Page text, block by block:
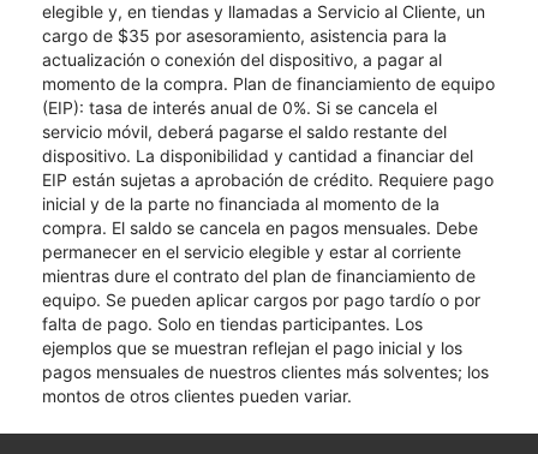
elegible y, en tiendas y llamadas a Servicio al Cliente, un
cargo de $35 por asesoramiento, asistencia para la
actualización o conexión del dispositivo, a pagar al
momento de la compra. Plan de financiamiento de equipo
(EIP): tasa de interés anual de 0%. Si se cancela el
servicio móvil, deberá pagarse el saldo restante del
dispositivo. La disponibilidad y cantidad a financiar del
EIP están sujetas a aprobación de crédito. Requiere pago
inicial y de la parte no financiada al momento de la
compra. El saldo se cancela en pagos mensuales. Debe
permanecer en el servicio elegible y estar al corriente
mientras dure el contrato del plan de financiamiento de
equipo. Se pueden aplicar cargos por pago tardío o por
falta de pago. Solo en tiendas participantes. Los
ejemplos que se muestran reflejan el pago inicial y los
pagos mensuales de nuestros clientes más solventes; los
montos de otros clientes pueden variar.